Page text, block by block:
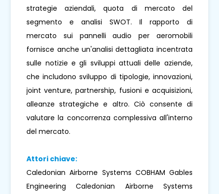
strategie aziendali, quota di mercato del
segmento e analisi SWOT. Il rapporto di
mercato sui pannelli audio per aeromobili
fornisce anche un'analisi dettagliata incentrata
sulle notizie e gli sviluppi attuali delle aziende,
che includono sviluppo di tipologie, innovazioni,
joint venture, partnership, fusioni e acquisizioni,
alleanze strategiche e altro. Ciò consente di
valutare la concorrenza complessiva all'interno
del mercato.
Attori chiave:
Caledonian Airborne Systems COBHAM Gables
Engineering Caledonian Airborne Systems